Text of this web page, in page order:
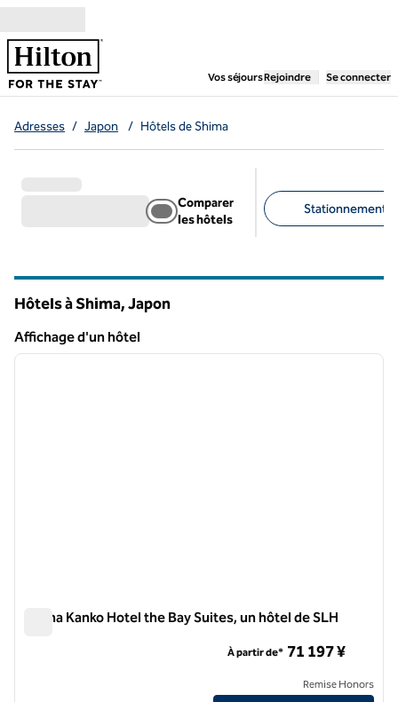
Vos séjours,ouvre un nouvel
Rejoindre Se connecter
Adresses / Japon / Hôtels de Shima
Comparer
les hôtels
Stationnement
Hôtels à Shima, Japon
Affichage d'un hôtel
Affichage d'un hôtel
1 sur 7
Shima Kanko Hotel the Bay Suites, un hôtel de SLH
À partir de* 71 197 ¥
Remise Honors